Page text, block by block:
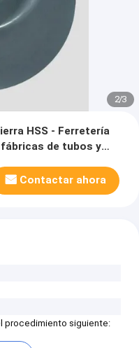
2/3
HSS - Ferretería
fábricas de tubos y
Contactar ahora
procedimiento siguiente: